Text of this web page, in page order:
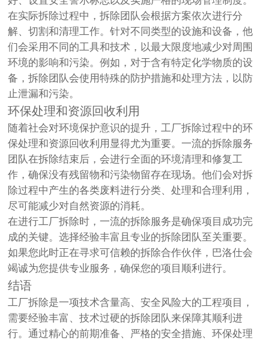
在实际拆除过程中，拆除团队会根据方案依次进行分
解、切割和清理工作。针对不同类型的设施和设备，他
们会采用不同的工具和技术，以最大限度地减少对周围
环境的影响和污染。例如，对于含有特定化学物质的设
备，拆除团队会使用特殊的防护措施和处理方法，以防
止泄漏和污染。
环保处理和资源回收利用
随着社会对环境保护意识的提升，工厂拆除过程中的环
保处理和资源回收利用显得尤为重要。一流的拆除服务
团队在拆除结束后，会进行全面的环境清理和修复工
作，确保没有残留物和污染物留存在现场。他们会对拆
除过程中产生的各类废料进行分类、处理和合理利用，
尽可能减少对自然资源的消耗。
在进行工厂拆除时，一流的拆除服务是确保项目成功完
成的关键。选择经验丰富且专业的拆除团队至关重要。
如果您此时正在寻求可信赖的拆除合作伙伴，巴洛仕会
竭诚为您提供专业服务，确保您的项目顺利进行。
结语
工厂拆除是一项技术含量高、安全风险大的工程项目，
需要经验丰富、技术过硬的拆除团队来保障其顺利进
行。通过精心的前期准备、严格的安全措施、环保处理